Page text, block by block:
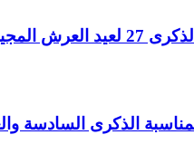
بمناسبة الذكرى